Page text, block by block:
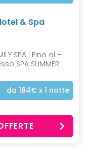
& Spa
SPA | Fino al –
SPA SUMMER
da 184€ x 1 notte